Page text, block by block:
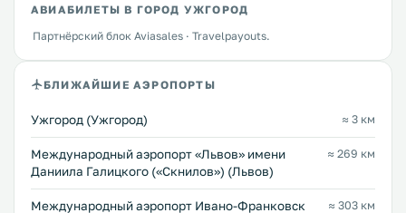
АВИАБИЛЕТЫ В ГОРОД УЖГОРОД
Партнёрский блок Aviasales · Travelpayouts.
БЛИЖАЙШИЕ АЭРОПОРТЫ
Ужгород (Ужгород) ≈ 3 км
Междунарoдный аэропорт «Львов» имени
Даниила Галицкого («Скнилов») (Львов)
≈ 269 км
Международный аэропорт Ивано-Франковск
≈ 303 км